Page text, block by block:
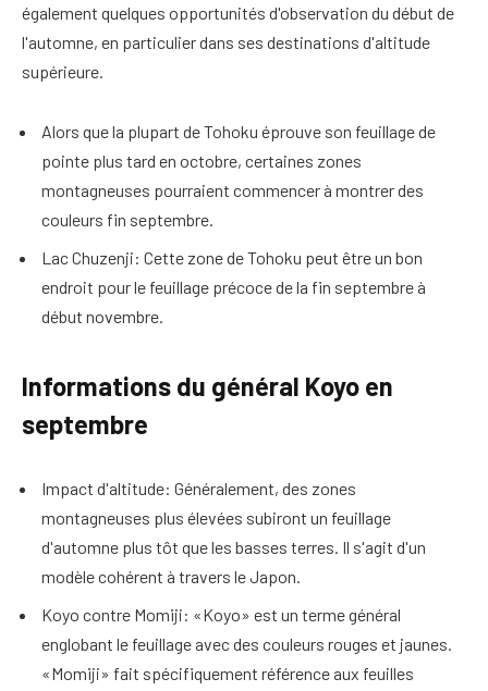
également quelques opportunités d'observation du début de
l'automne, en particulier dans ses destinations d'altitude
supérieure.
Alors que la plupart de Tohoku éprouve son feuillage de
pointe plus tard en octobre, certaines zones
montagneuses pourraient commencer à montrer des
couleurs fin septembre.
Lac Chuzenji: Cette zone de Tohoku peut être un bon
endroit pour le feuillage précoce de la fin septembre à
début novembre.
Informations du général Koyo en
septembre
Impact d'altitude: Généralement, des zones
montagneuses plus élevées subiront un feuillage
d'automne plus tôt que les basses terres. Il s'agit d'un
modèle cohérent à travers le Japon.
Koyo contre Momiji: «Koyo» est un terme général
englobant le feuillage avec des couleurs rouges et jaunes.
«Momiji» fait spécifiquement référence aux feuilles